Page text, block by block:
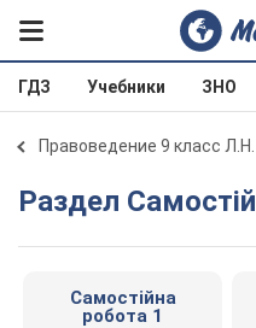
ГДЗ Учебники ЗНО
Правоведение 9 класс
Раздел
Самостійна
робота 1